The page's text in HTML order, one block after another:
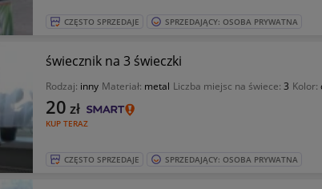
CZĘSTO SPRZEDAJE SPRZEDAJĄCY: OSOBA PRYWATNA
świecznik na 3 świeczki
Rodzaj: inny Materiał: metal Liczba miejsc na świece: 3 Kolor:
KUP TERAZ
20 zł
CZĘSTO SPRZEDAJE SPRZEDAJĄCY: OSOBA PRYWATNA